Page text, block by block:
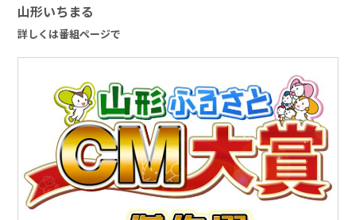
山形いちまる
詳しくは番組ページで